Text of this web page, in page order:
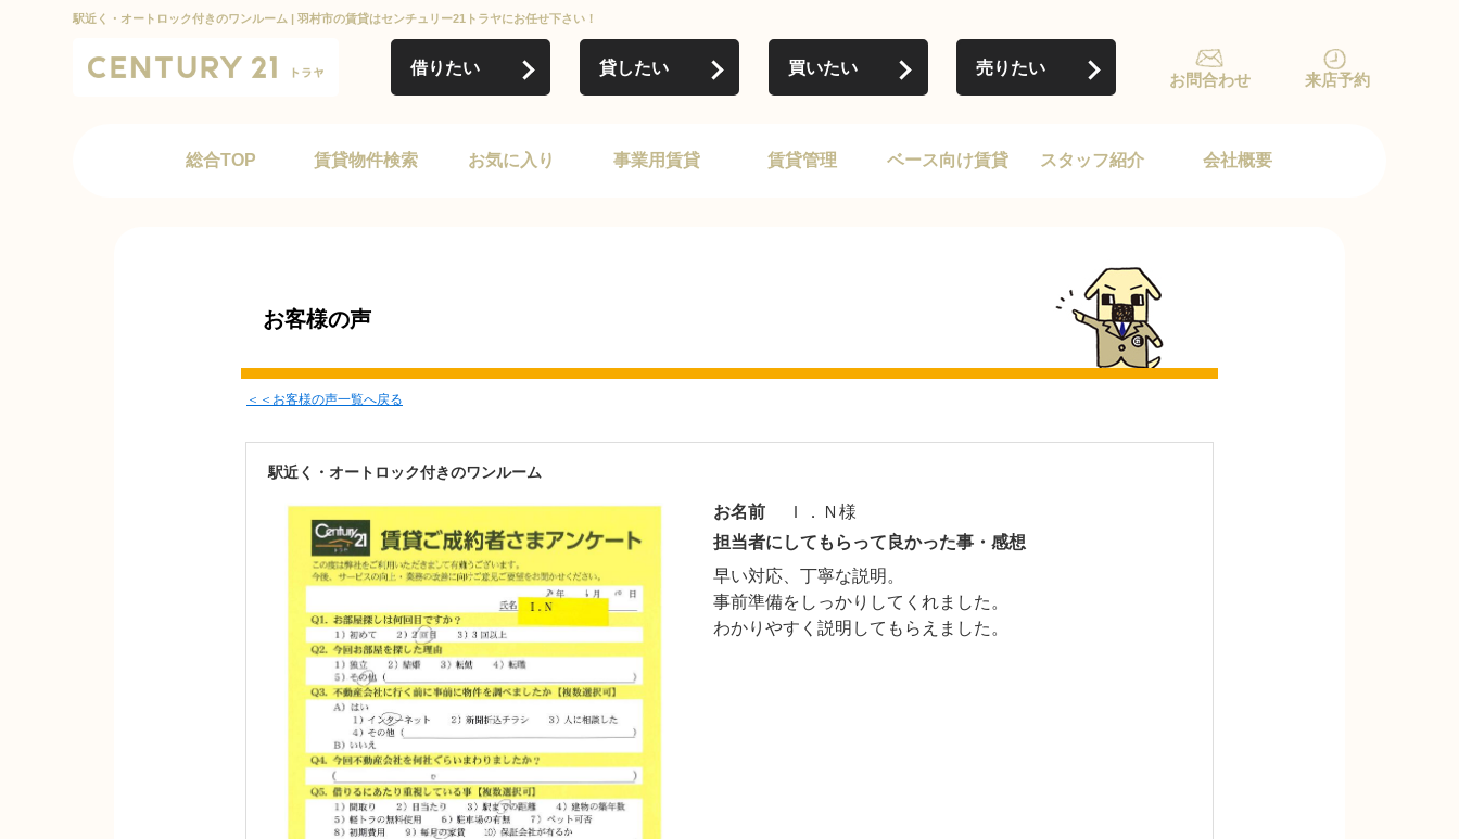
駅近く・オートロック付きのワンルーム | 羽村市の賃貸はセンチュリー21トラヤにお任せ下さい！
借りたい 貸したい 買いたい 売りたい
お問合わせ 来店予約
総合TOP 賃貸物件検索 お気に入り 事業用賃貸 賃貸管理 ベース向け賃貸 スタッフ紹介 会社概要
お客様の声
＜＜お客様の声一覧へ戻る
駅近く・オートロック付きのワンルーム
お名前
Ｉ．Ｎ様
担当者にしてもらって良かった事・感想
早い対応、丁寧な説明。
事前準備をしっかりしてくれました。
わかりやすく説明してもらえました。